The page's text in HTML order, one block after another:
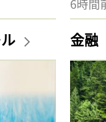
6時間
金融